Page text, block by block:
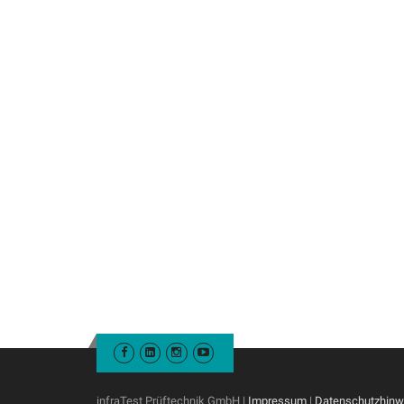
infraTest Prüftechnik GmbH | Impressum |